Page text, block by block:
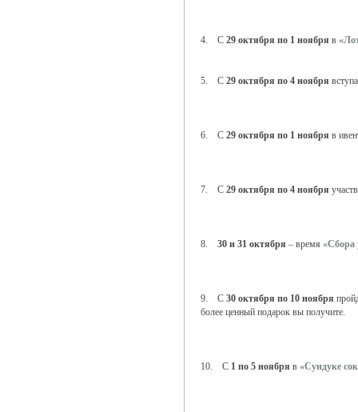
4. С 29 октября по 1 ноября в
5. С 29 октября по 4 ноября
6. С 29 октября по 1 ноября в
7. С 29 октября по 4 ноября
8. 30 и 31 октября – время «Сбора
9. С 30 октября по 10 ноября
более ценный подарок вы получите.
10. С 1 по 5 ноября в «Сундуке